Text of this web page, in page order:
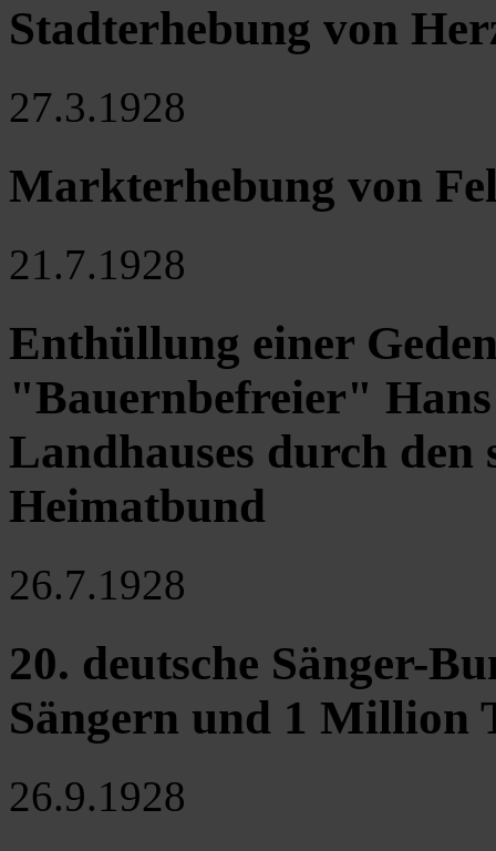
Stadterhebung von
27.3.1928
Markterhebung von
21.7.1928
Enthüllung einer
"Bauernbefreier"
Landhauses durch den
Heimatbund
26.7.1928
20. deutsche Sänger-
Sängern und 1 Million
26.9.1928